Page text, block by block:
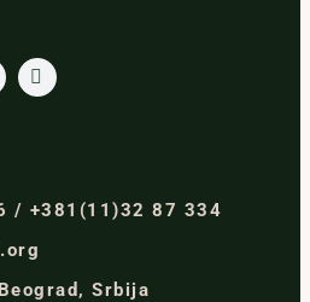
/ +381(11)32 87 334
Srbija